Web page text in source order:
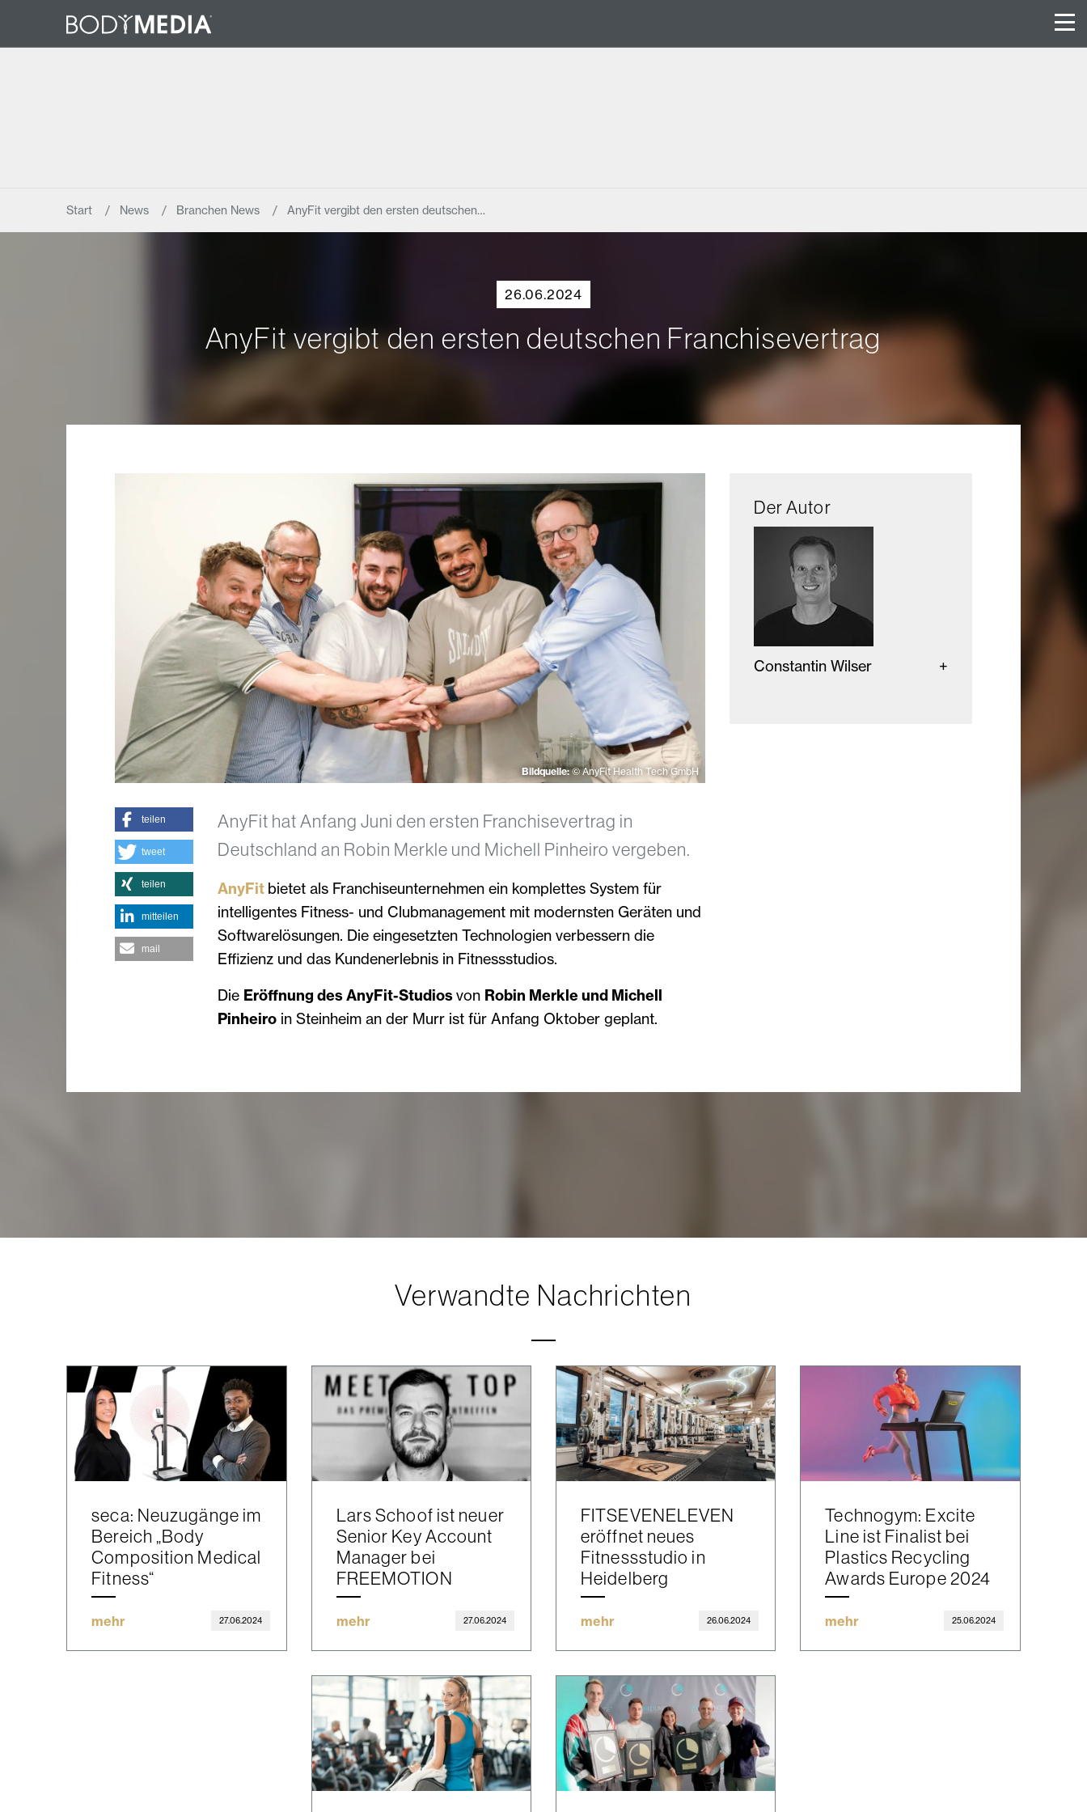
Start News Branchen News AnyFit vergibt den ersten deutschen…
26.06.2024
AnyFit vergibt den ersten deutschen Franchisevertrag
Bildquelle:© AnyFit Health Tech GmbH
AnyFit hat Anfang Juni den ersten Franchisevertrag in
Deutschland an Robin Merkle und Michell Pinheiro vergeben.
AnyFit bietet als Franchiseunternehmen ein komplettes System für
intelligentes Fitness- und Clubmanagement mit modernsten Geräten und
Softwarelösungen. Die eingesetzten Technologien verbessern die
Effizienz und das Kundenerlebnis in Fitnessstudios.
Die Eröffnung des AnyFit-Studiosvon Robin Merkle und Michell
Pinheiroin Steinheim an der Murr ist für Anfang Oktober geplant.
teilen
tweet
teilen
mitteilen
mail
Der Autor
Constantin Wilser
Verwandte Nachrichten
seca: Neuzugänge im
Bereich „Body
Composition Medical
Fitness“
mehr 27.06.2024
Lars Schoof ist neuer
Senior Key Account
Manager bei
FREEMOTION
mehr 27.06.2024
FITSEVENELEVEN
eröffnet neues
Fitnessstudio in
Heidelberg
mehr 26.06.2024
Technogym: Excite
Line ist Finalist bei
Plastics Recycling
Awards Europe 2024
mehr 25.06.2024